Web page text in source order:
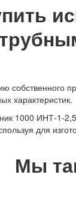
характеристик.
1000 ИНТ-1-
для
Мы